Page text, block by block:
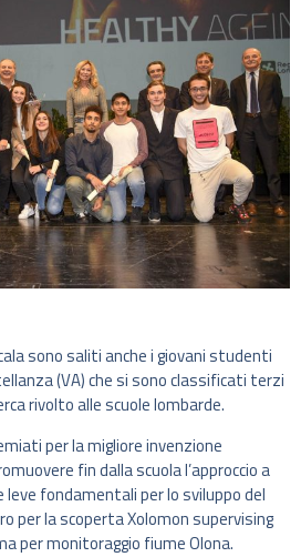
sono saliti anche i giovani studenti
(VA) che si sono classificati terzi
rivolto alle scuole lombarde.
per la migliore invenzione
fin dalla scuola l’approccio a
leve fondamentali per lo sviluppo del
per la scoperta Xolomon supervising
per monitoraggio fiume Olona.